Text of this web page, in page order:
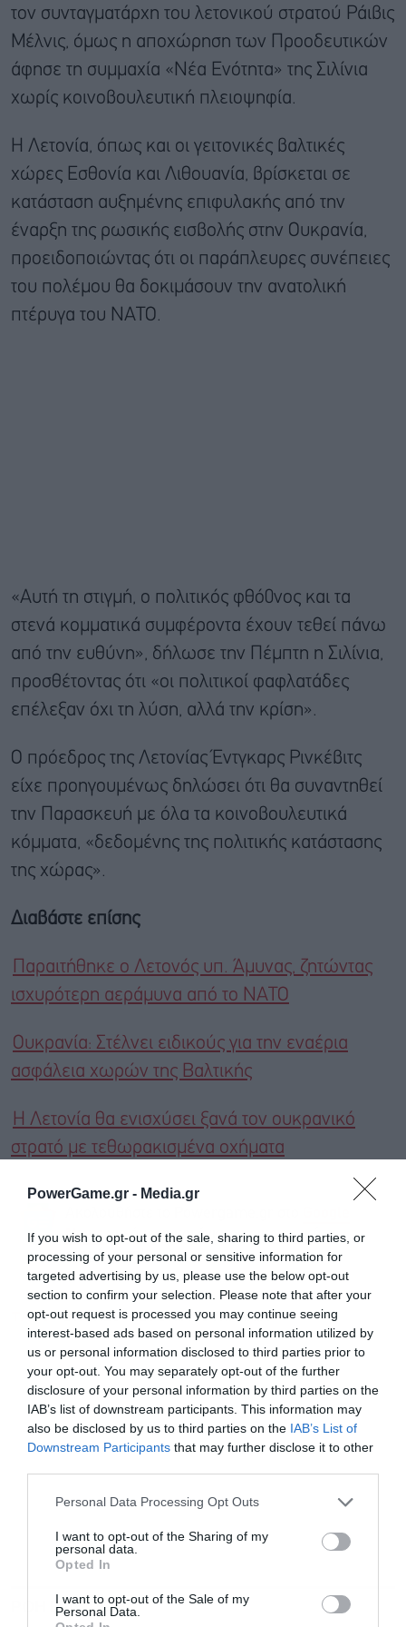
PowerGame.gr - Media.gr
If you wish to opt-out of the sale, sharing to third parties, or
processing of your personal or sensitive information for
targeted advertising by us, please use the below opt-out
section to confirm your selection. Please note that after your
opt-out request is processed you may continue seeing
interest-based ads based on personal information utilized by
us or personal information disclosed to third parties prior to
your opt-out. You may separately opt-out of the further
disclosure of your personal information by third parties on the
IAB’s list of downstream participants. This information may
also be disclosed by us to third parties on the IAB’s List of
Downstream Participants that may further disclose it to other
Personal Data Processing Opt Outs
I want to opt-out of the Sharing of my
personal data.
Opted In
I want to opt-out of the Sale of my
Personal Data.
τον συνταγματάρχη του λετονικού στρατού Ράιβις
Μέλνις, όμως η αποχώρηση των Προοδευτικών
άφησε τη συμμαχία «Νέα Ενότητα» της Σιλίνια
χωρίς κοινοβουλευτική πλειοψηφία.
Η Λετονία, όπως και οι γειτονικές βαλτικές
χώρες Εσθονία και Λιθουανία, βρίσκεται σε
κατάσταση αυξημένης επιφυλακής από την
έναρξη της ρωσικής εισβολής στην Ουκρανία,
προειδοποιώντας ότι οι παράπλευρες συνέπειες
του πολέμου θα δοκιμάσουν την ανατολική
πτέρυγα του ΝΑΤΟ.
«Αυτή τη στιγμή, ο πολιτικός φθό0νος και τα
στενά κομματικά συμφέροντα έχουν τεθεί πάνω
από την ευθύνη», δήλωσε την Πέμπτη η Σιλίνια,
προσθέτοντας ότι «οι πολιτικοί φαφλατάδες
επέλεξαν όχι τη λύση, αλλά την κρίση».
Ο πρόεδρος της Λετονίας Έντγκαρς Ρινκέβιτς
είχε προηγουμένως δηλώσει ότι θα συναντηθεί
την Παρασκευή με όλα τα κοινοβουλευτικά
κόμματα, «δεδομένης της πολιτικής κατάστασης
της χώρας».
Διαβάστε επίσης
Παραιτήθηκε ο Λετονός υπ. Άμυνας, ζητώντας
ισχυρότερη αεράμυνα από το ΝΑΤΟ
Ουκρανία: Στέλνει ειδικούς για την εναέρια
ασφάλεια χωρών της Βαλτικής
Η Λετονία θα ενισχύσει ξανά τον ουκρανικό
στρατό με τεθωρακισμένα οχήματα
News για άμεση και έγκυρη οικονομική
ενημέρωση!
TAGS: DRONES ΛΕΤΟΝΙΑ ΟΥΚΡΑΝΙΑ
ΡΟΗ ΕΙΔΗΣΕΩΝ ΔΗΜΟΦΙΛΗ